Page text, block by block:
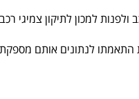
למכון לתיקון צמיגי
לנתונים אותם